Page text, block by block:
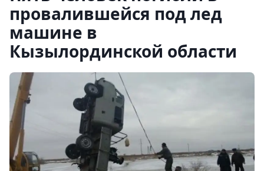
провалившейся под лед
машине в
Кызылординской области